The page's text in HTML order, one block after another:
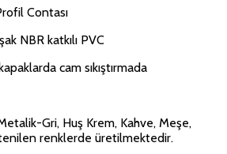
Contası
NBR katkılı PVC
cam sıkıştırmada
Gri, Huş Krem, Kahve, Meşe,
renklerde üretilmektedir.